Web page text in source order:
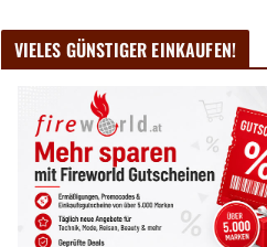
VIELES GÜNSTIGER EINKAUFEN!